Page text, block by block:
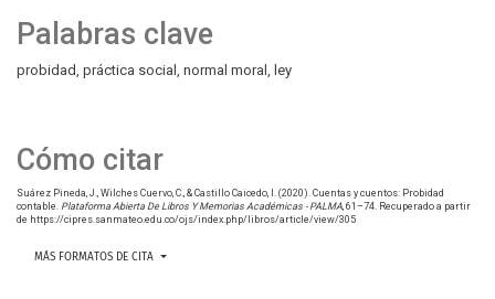
Palabras clave
probidad práctica social normal moral ley
Cómo citar
Suárez Pineda, J., Wilches Cuervo, C., & Castillo Caicedo, I. (2020). Cuentas y cuentos: Probidad
contable. Plataforma Abierta De Libros Y Memorias Académicas - PALMA, 61–74. Recuperado a partir
de https://cipres.sanmateo.edu.co/ojs/index.php/libros/article/view/305
MÁS FORMATOS DE CITA